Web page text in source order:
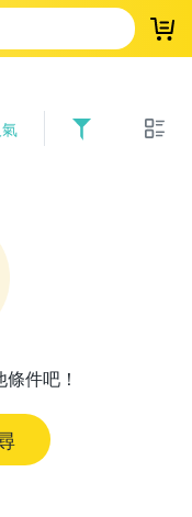
登
件吧！